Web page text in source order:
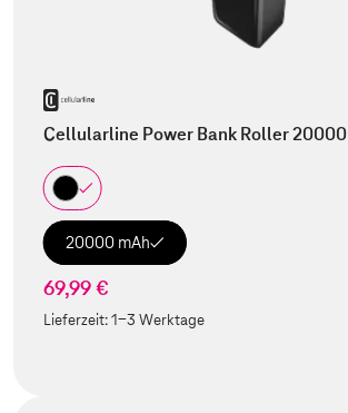
Cellularline Power Bank Roller 20000
20000 mAh
69,99 €
Lieferzeit:1-3 Werktage